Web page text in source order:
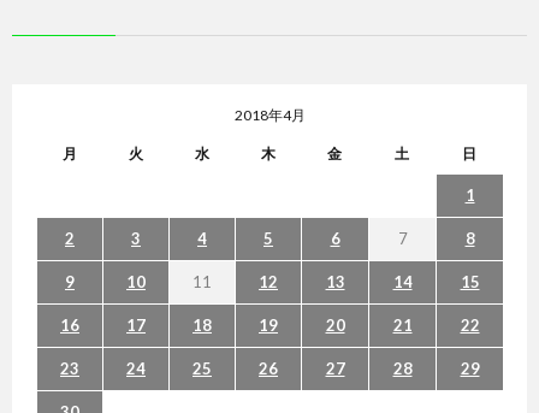
2018年4月
月 火 水 木 金 土 日
1
2 3 4 5 6 7 8
9 10 11 12 13 14 15
16 17 18 19 20 21 22
23 24 25 26 27 28 29